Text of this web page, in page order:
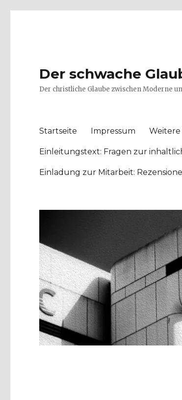
Der schwache
Der christliche Glaube zwischen Moderne
Startseite Impressum
Einleitungstext: Fragen zur
Einladung zur Mitarbeit: